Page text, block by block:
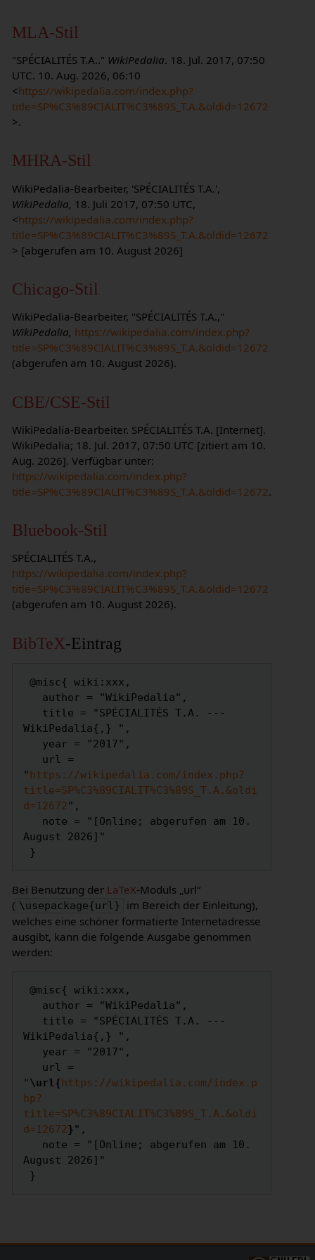
MLA-Stil
"SPÉCIALITÉS T.A.." WikiPedalia. 18. Jul. 2017, 07:50
UTC. 10. Aug. 2026, 06:10
<https://wikipedalia.com/index.php?
title=SP%C3%89CIALIT%C3%89S_T.A.&oldid=12672
>.
MHRA-Stil
WikiPedalia-Bearbeiter, 'SPÉCIALITÉS T.A.',
WikiPedalia, 18. Juli 2017, 07:50 UTC,
<https://wikipedalia.com/index.php?
title=SP%C3%89CIALIT%C3%89S_T.A.&oldid=12672
> [abgerufen am 10. August 2026]
Chicago-Stil
WikiPedalia-Bearbeiter, "SPÉCIALITÉS T.A.,"
WikiPedalia, https://wikipedalia.com/index.php?
title=SP%C3%89CIALIT%C3%89S_T.A.&oldid=12672
(abgerufen am 10. August 2026).
CBE/CSE-Stil
WikiPedalia-Bearbeiter. SPÉCIALITÉS T.A. [Internet].
WikiPedalia; 18. Jul. 2017, 07:50 UTC [zitiert am 10.
Aug. 2026]. Verfügbar unter:
https://wikipedalia.com/index.php?
title=SP%C3%89CIALIT%C3%89S_T.A.&oldid=12672.
Bluebook-Stil
SPÉCIALITÉS T.A.,
https://wikipedalia.com/index.php?
title=SP%C3%89CIALIT%C3%89S_T.A.&oldid=12672
(abgerufen am 10. August 2026).
BibTeX-Eintrag
@misc{ wiki:xxx,
WikiPedalia{,} ",
"https://wikipedalia.com/index.php?
title=SP%C3%89CIALIT%C3%89S_T.A.&oldi
d=12672",
August 2026]"
Bei Benutzung der LaTeX-Moduls „url“
( \usepackage{url}
im Bereich der Einleitung),
welches eine schöner formatierte Internetadresse
ausgibt, kann die folgende Ausgabe genommen
werden:
@misc{ wiki:xxx,
WikiPedalia{,} ",
"\url{https://wikipedalia.com/index.p
hp?
title=SP%C3%89CIALIT%C3%89S_T.A.&oldi
d=12672}",
August 2026]"